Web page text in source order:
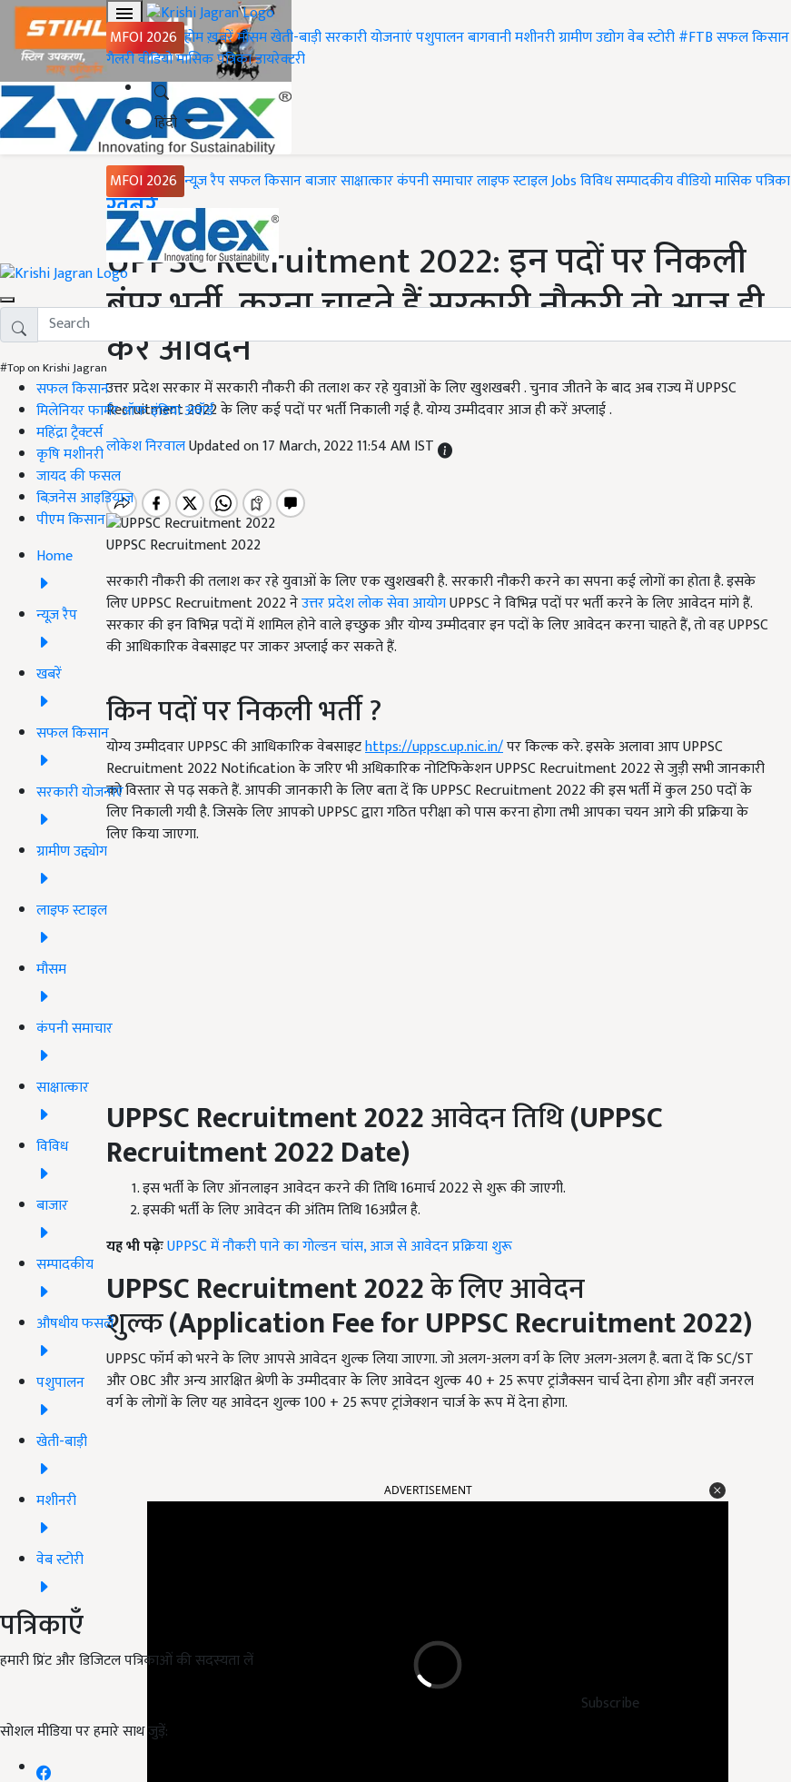
MFOI 2026 होमख़बरेंमौसमखेती-बाड़ीसरकारी योजनाएंपशुपालनबागवानीमशीनरीग्रामीण उद्योगवेब स्टोरी#FTBसफल किसान
गैलरीवीडियोमासिक पत्रिकाडायरेक्टरी
हिंदी
MFOI 2026 न्यूज़ रैपसफल किसानबाजारसाक्षात्कारकंपनी समाचारलाइफ स्टाइलJobsविविधसम्पादकीयवीडियोमासिक पत्रिका
#Top on Krishi Jagran
सफल किसान
मिलेनियर फार्मर ऑफ इंडिया अवॉर्ड
महिंद्रा ट्रैक्टर्स
कृषि मशीनरी
जायद की फसल
बिज़नेस आइडियाज
पीएम किसान
Home
न्यूज़ रैप
खबरें
सफल किसान
सरकारी योजनाएं
ग्रामीण उद्द्योग
लाइफ स्टाइल
मौसम
कंपनी समाचार
साक्षात्कार
विविध
बाजार
सम्पादकीय
औषधीय फसलें
पशुपालन
खेती-बाड़ी
मशीनरी
वेब स्टोरी
पत्रिकाएँ
हमारी प्रिंट और डिजिटल पत्रिकाओं की सदस्यता लें
Subscribe
सोशल मीडिया पर हमारे साथ जुड़ें:
Home
ख़बरें
UPPSC Recruitment 2022: इन पदों पर निकली
बंपर भर्ती, करना चाहते हैं सरकारी नौकरी तो आज ही
करें आवेदन
उत्तर प्रदेश सरकार में सरकारी नौकरी की तलाश कर रहे युवाओं के लिए खुशखबरी . चुनाव जीतने के बाद अब राज्य में UPPSC
Recruitment 2022 के लिए कई पदों पर भर्ती निकाली गई है. योग्य उम्मीदवार आज ही करें अप्लाई .
लोकेश निरवालUpdated on 17 March, 2022 11:54 AM IST
UPPSC Recruitment 2022
सरकारी नौकरी की तलाश कर रहे युवाओं के लिए एक खुशखबरी है. सरकारी नौकरी करने का सपना कई लोगों का होता है. इसके
लिए UPPSC Recruitment 2022 नेउत्तर प्रदेश लोक सेवा आयोगUPPSC ने विभिन्न पदों पर भर्ती करने के लिए आवेदन मांगे हैं.
सरकार की इन विभिन्न पदों में शामिल होने वाले इच्छुक और योग्य उम्मीदवार इन पदों के लिए आवेदन करना चाहते हैं, तो वह UPPSC
की आधिकारिक वेबसाइट पर जाकर अप्लाई कर सकते हैं.
किन पदों पर निकली भर्ती ?
योग्य उम्मीदवार UPPSC की आधिकारिक वेबसाइटhttps://uppsc.up.nic.in/पर किल्क करे. इसके अलावा आप UPPSC
Recruitment 2022 Notification के जरिए भी अधिकारिक नोटिफिकेशन UPPSC Recruitment 2022 से जुड़ी सभी जानकारी
को विस्तार से पढ़ सकते हैं. आपकी जानकारी के लिए बता दें कि UPPSC Recruitment 2022 की इस भर्ती में कुल 250 पदों के
लिए निकाली गयी है. जिसके लिए आपको UPPSC द्वारा गठित परीक्षा को पास करना होगा तभी आपका चयन आगे की प्रक्रिया के
लिए किया जाएगा.
UPPSC Recruitment 2022आवेदन तिथि(UPPSC
Recruitment 2022 Date)
इस भर्ती के लिए ऑनलाइन आवेदन करने की तिथि 16मार्च 2022 से शुरू की जाएगी.
इसकी भर्ती के लिए आवेदन की अंतिम तिथि 16अप्रैल है.
यह भी पढ़ेःUPPSC में नौकरी पाने का गोल्डन चांस, आज से आवेदन प्रक्रिया शुरू
UPPSC Recruitment 2022के लिए आवेदन
शुल्क(Application Fee for UPPSC Recruitment 2022)
UPPSC फॉर्म को भरने के लिए आपसे आवेदन शुल्क लिया जाएगा. जो अलग-अलग वर्ग के लिए अलग-अलग है. बता दें कि SC/ST
और OBC और अन्य आरक्षित श्रेणी के उम्मीदवार के लिए आवेदन शुल्क 40 + 25 रूपए ट्रांजैक्सन चार्च देना होगा और वहीं जनरल
वर्ग के लोगों के लिए यह आवेदन शुल्क 100 + 25 रूपए ट्रांजेक्शन चार्ज के रूप में देना होगा.